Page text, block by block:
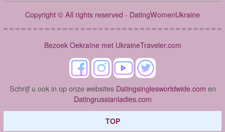
Copyright © All rights reserved - DatingWomenUkraine
Bezoek Oekraïne met UkraineTraveler.com
Schrijf u ook in op onze websites Datingsinglesworldwide.com en
Datingrussianladies.com
TOP